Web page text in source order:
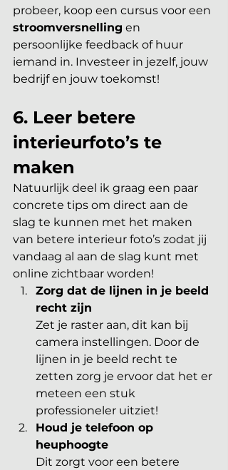
probeer, koop een cursus voor een
stroomversnelling en
persoonlijke feedback of huur
iemand in. Investeer in jezelf, jouw
bedrijf en jouw toekomst!
6. Leer betere
interieurfoto’s te
maken
Natuurlijk deel ik graag een paar
concrete tips om direct aan de
slag te kunnen met het maken
van betere interieur foto’s zodat jij
vandaag al aan de slag kunt met
online zichtbaar worden!
Zorg dat de lijnen in je beeld
recht zijn
Zet je raster aan, dit kan bij
camera instellingen. Door de
lijnen in je beeld recht te
zetten zorg je ervoor dat het er
meteen een stuk
professioneler uitziet!
Houd je telefoon op
heuphoogte
Dit zorgt voor een betere